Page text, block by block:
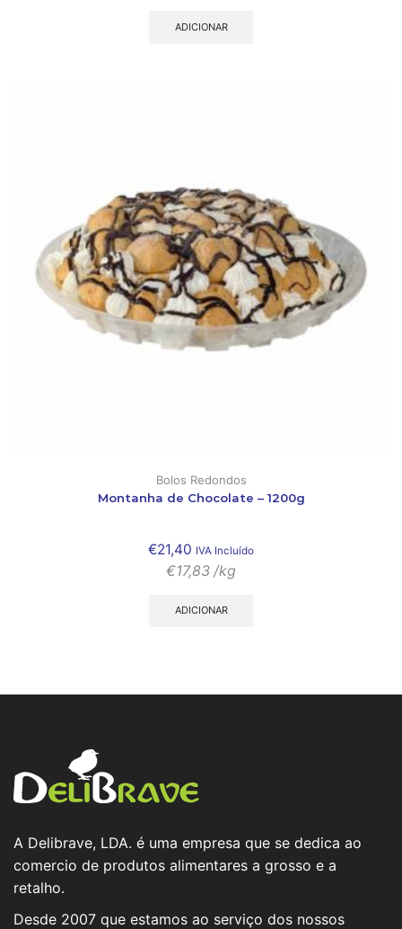
ADICIONAR
Bolos Redondos
Montanha de Chocolate – 1200g
€21,40 IVA Incluído
€17,83 /kg
ADICIONAR
A Delibrave, LDA. é uma empresa que se dedica ao
comercio de produtos alimentares a grosso e a
retalho.
Desde 2007 que estamos ao serviço dos nossos